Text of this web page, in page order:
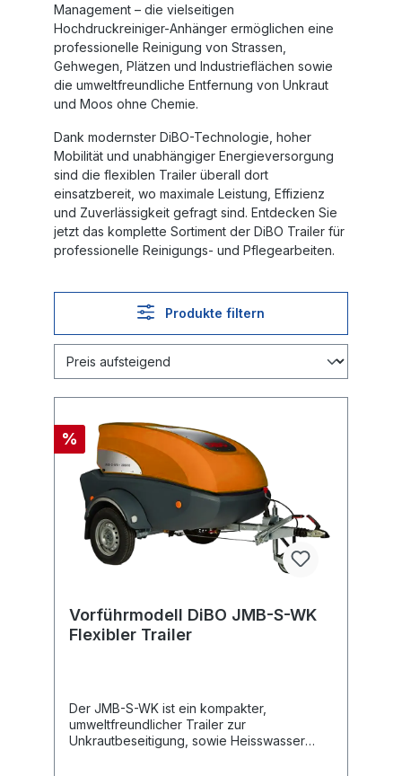
Management – die vielseitigen
Hochdruckreiniger-Anhänger ermöglichen eine
professionelle Reinigung von Strassen,
Gehwegen, Plätzen und Industrieflächen sowie
die umweltfreundliche Entfernung von Unkraut
und Moos ohne Chemie.
Dank modernster DiBO-Technologie, hoher
Mobilität und unabhängiger Energieversorgung
sind die flexiblen Trailer überall dort
einsatzbereit, wo maximale Leistung, Effizienz
und Zuverlässigkeit gefragt sind. Entdecken Sie
jetzt das komplette Sortiment der DiBO Trailer für
professionelle Reinigungs- und Pflegearbeiten.
Produkte filtern
%
Vorführmodell DiBO JMB-S-WK
Flexibler Trailer
Der JMB-S-WK ist ein kompakter,
umweltfreundlicher Trailer zur
Unkrautbeseitigung, sowie Heisswasser